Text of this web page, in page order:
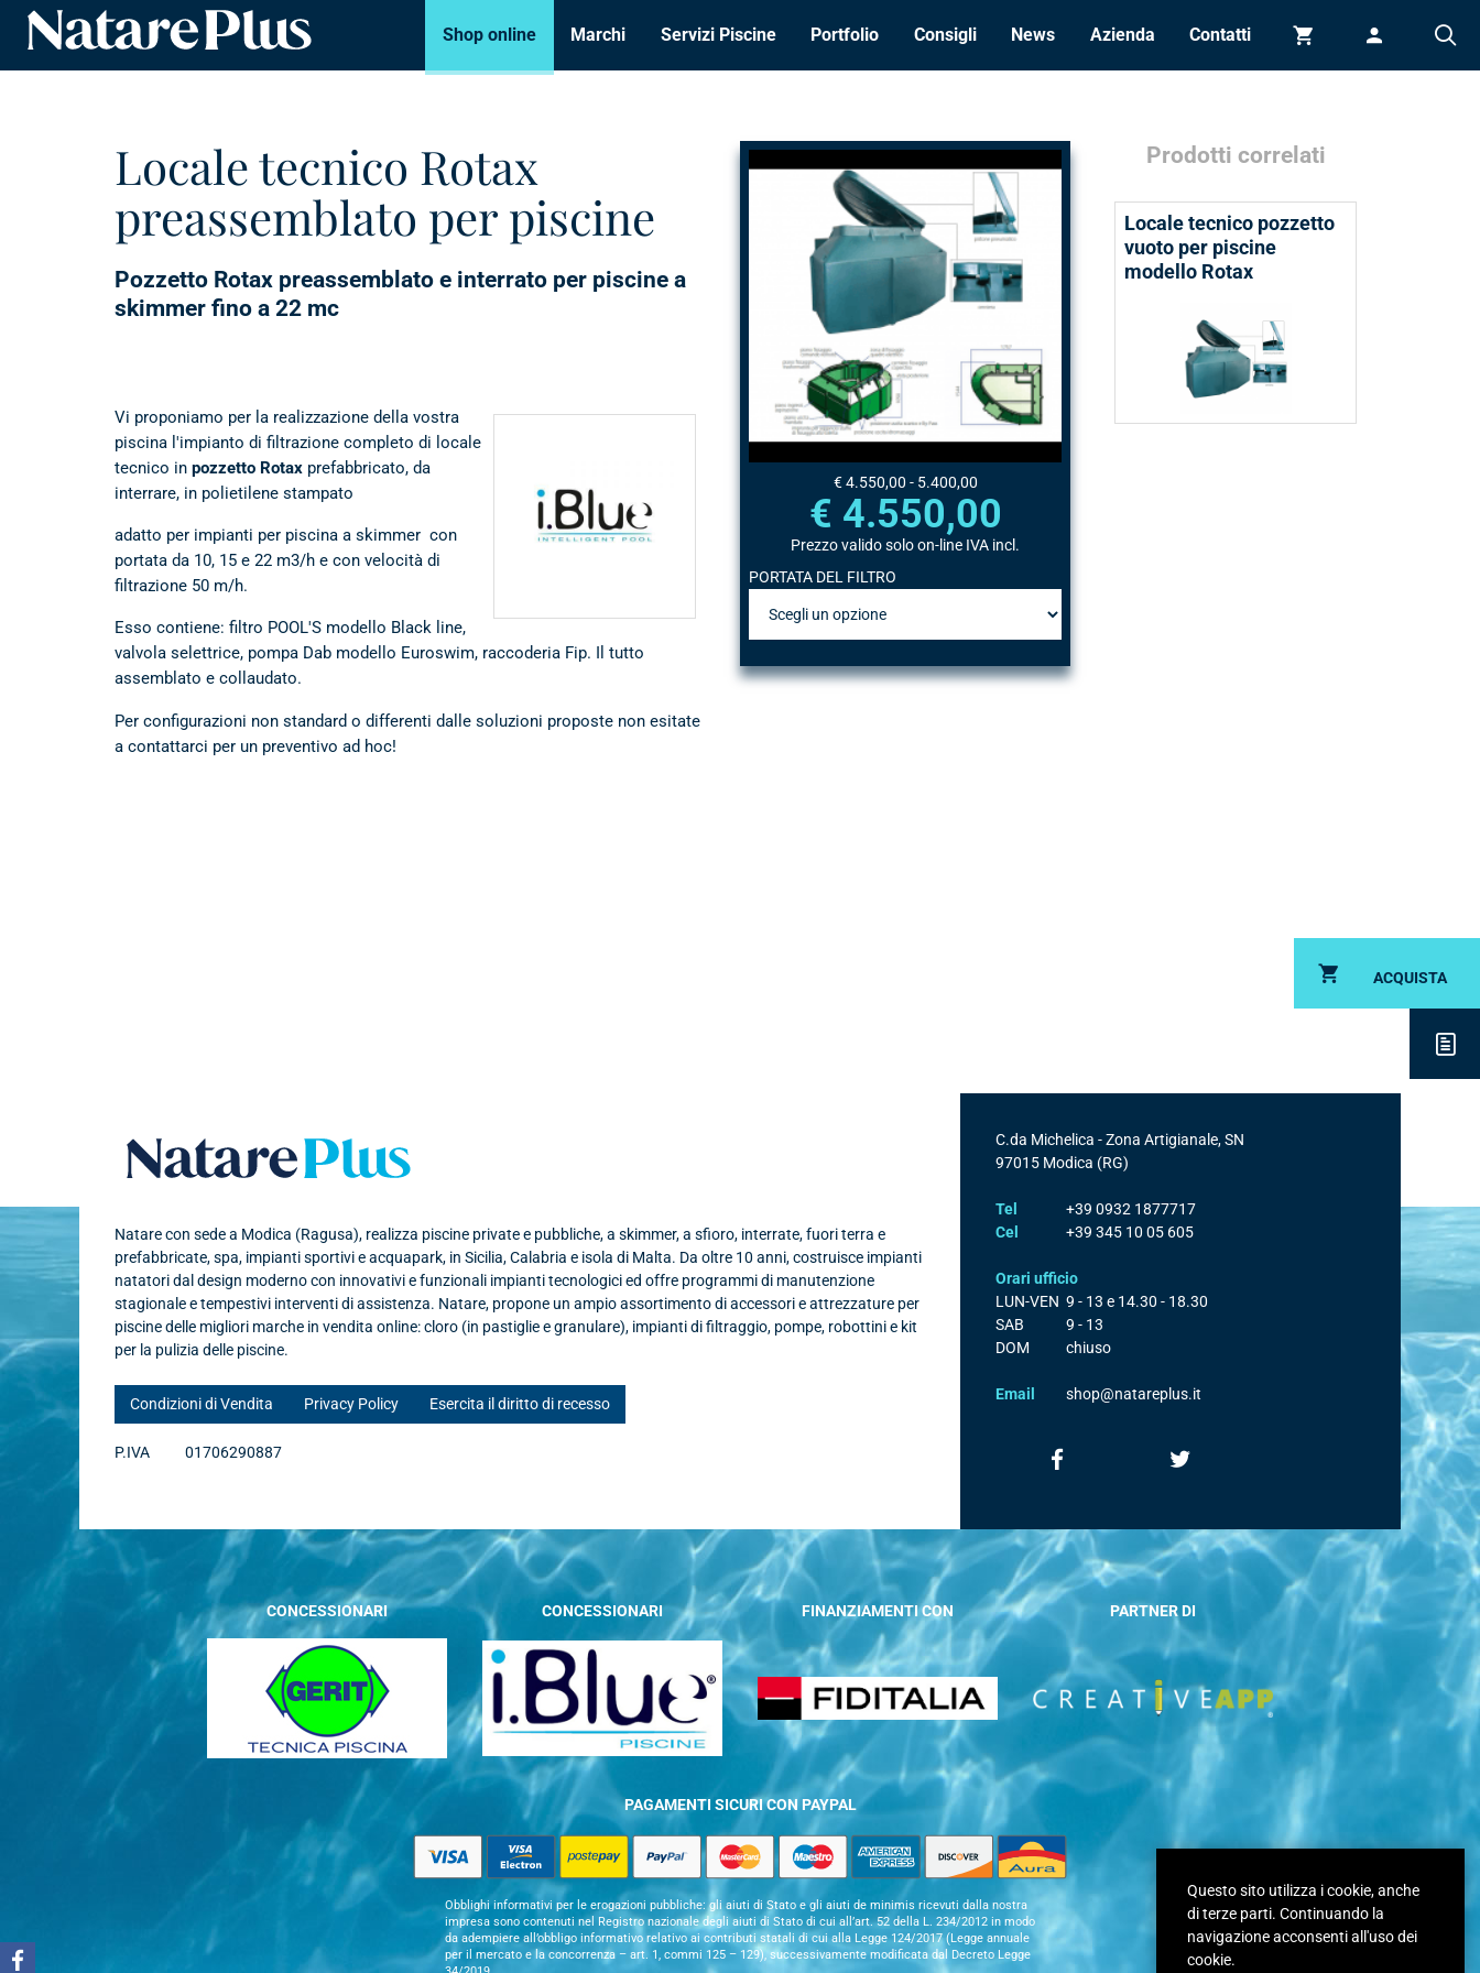
Carrello Accedi
Shop online Marchi Servizi Piscine Portfolio Consigli News Azienda Contatti
Locale tecnico Rotax
preassemblato per piscine
Pozzetto Rotax preassemblato e interrato per piscine a
skimmer fino a 22 mc
€ 4.550,00 - 5.400,00
€ 4.550,00
Prezzo valido solo on-line IVA incl.
PORTATA DEL FILTRO
componenti,
accessori e
rivestimenti per
Vi proponiamo per la realizzazione della vostra
piscina l'impianto di filtrazione completo di locale
tecnico in pozzetto Rotax prefabbricato, da
interrare, in polietilene stampato
adatto per impianti per piscina a skimmer con
portata da 10, 15 e 22 m3/h e con velocità di
filtrazione 50 m/h.
Esso contiene: filtro POOL'S modello Black line,
valvola selettrice, pompa Dab modello Euroswim, raccoderia Fip. Il tutto
assemblato e collaudato.
Per configurazioni non standard o differenti dalle soluzioni proposte non esitate
a contattarci per un preventivo ad hoc!
Prodotti correlati
Locale tecnico pozzetto
vuoto per piscine
modello Rotax
ACQUISTA
Natare con sede a Modica (Ragusa), realizza piscine private e pubbliche, a skimmer, a sfioro, interrate, fuori terra e
prefabbricate, spa, impianti sportivi e acquapark, in Sicilia, Calabria e isola di Malta. Da oltre 10 anni, costruisce impianti
natatori dal design moderno con innovativi e funzionali impianti tecnologici ed offre programmi di manutenzione
stagionale e tempestivi interventi di assistenza. Natare, propone un ampio assortimento di accessori e attrezzature per
piscine delle migliori marche in vendita online: cloro (in pastiglie e granulare), impianti di filtraggio, pompe, robottini e kit
per la pulizia delle piscine.
Condizioni di Vendita Privacy Policy Esercita il diritto di recesso
P.IVA 01706290887
C.da Michelica - Zona Artigianale, SN
97015 Modica (RG)
Tel
+39 0932 1877717
Cel
+39 345 10 05 605
Orari ufficio
LUN-VEN 9 - 13 e 14.30 - 18.30
SAB
9 - 13
DOM
chiuso
Email shop@natareplus.it
CONCESSIONARI CONCESSIONARI FINANZIAMENTI CON PARTNER DI
PAGAMENTI SICURI CON PAYPAL
Obblighi informativi per le erogazioni pubbliche: gli aiuti di Stato e gli aiuti de minimis ricevuti dalla nostra
impresa sono contenuti nel Registro nazionale degli aiuti di Stato di cui all’art. 52 della L. 234/2012 in modo
da adempiere all’obbligo informativo relativo ai contributi statali di cui alla Legge 124/2017 (Legge annuale
per il mercato e la concorrenza – art. 1, commi 125 – 129), successivamente modificata dal Decreto Legge
Questo sito utilizza i cookie, anche
di terze parti. Continuando la
navigazione acconsenti all'uso dei
cookie.